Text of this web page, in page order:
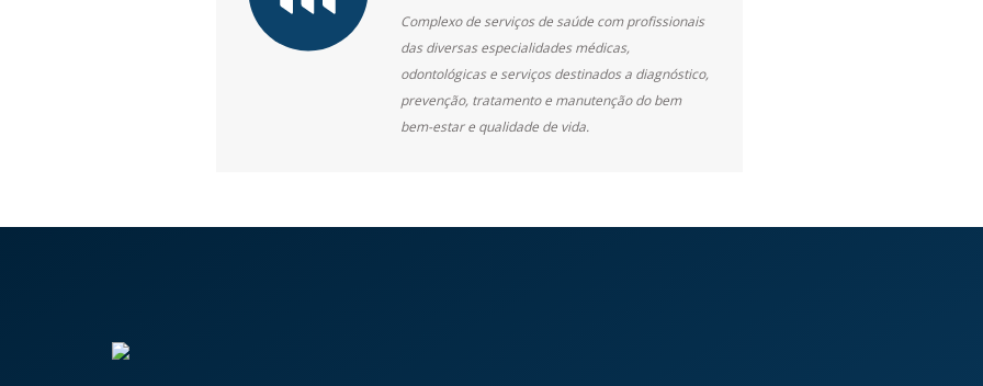
Complexo de serviços de saúde com profissionais
das diversas especialidades médicas,
odontológicas e serviços destinados a diagnóstico,
prevenção, tratamento e manutenção do bem
bem-estar e qualidade de vida.